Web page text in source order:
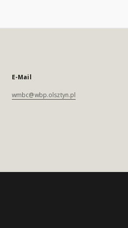
E-Mail
wmbc@wbp.olsztyn.pl